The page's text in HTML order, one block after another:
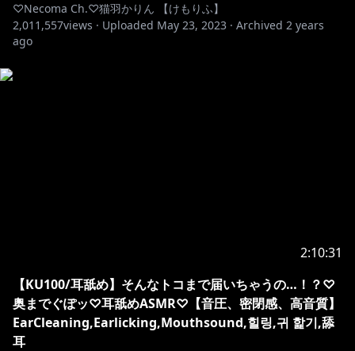
♡Necoma Ch.♡猫羽かりん 【けもりふ】
2,011,557views · Uploaded May 23, 2023 · Archived 2 years
ago
2:10:31
【KU100/耳舐め】そんなトコまで届いちゃうの…！？♡
奥までぐぽッ♡耳舐めASMR♡【音圧、密閉感、高音質】
EarCleaning,Earlicking,Mouthsound,힐링,귀 핥기,舔
耳